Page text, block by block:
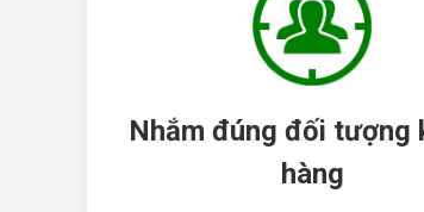
Nhắm đúng đối tượng
hàng